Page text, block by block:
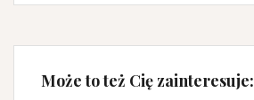
Może to też Cię zainteresuje: